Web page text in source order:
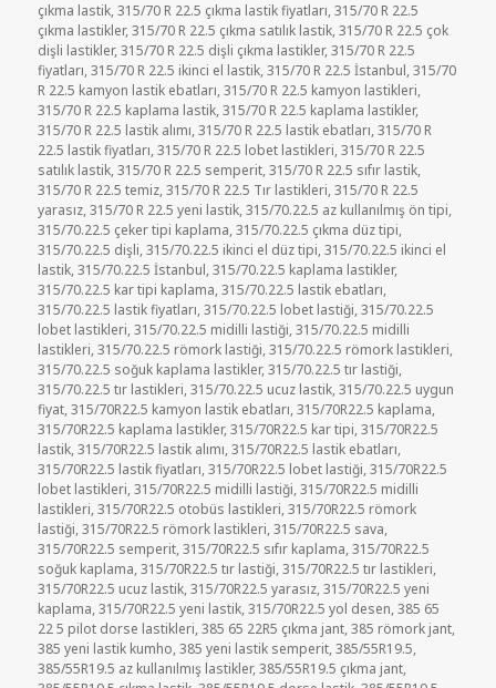
çıkma lastik,315/70 R 22.5 çıkma lastik fiyatları,315/70 R 22.5
çıkma lastikler,315/70 R 22.5 çıkma satılık lastik,315/70 R 22.5 çok
dişli lastikler,315/70 R 22.5 dişli çıkma lastikler,315/70 R 22.5
fiyatları,315/70 R 22.5 ikinci el lastik,315/70 R 22.5 İstanbul,315/70
R 22.5 kamyon lastik ebatları,315/70 R 22.5 kamyon lastikleri,
315/70 R 22.5 kaplama lastik,315/70 R 22.5 kaplama lastikler,
315/70 R 22.5 lastik alımı,315/70 R 22.5 lastik ebatları,315/70 R
22.5 lastik fiyatları,315/70 R 22.5 lobet lastikleri,315/70 R 22.5
satılık lastik,315/70 R 22.5 semperit,315/70 R 22.5 sıfır lastik,
315/70 R 22.5 temiz,315/70 R 22.5 Tır lastikleri,315/70 R 22.5
yarasız,315/70 R 22.5 yeni lastik,315/70.22.5 az kullanılmış ön tipi,
315/70.22.5 çeker tipi kaplama,315/70.22.5 çıkma düz tipi,
315/70.22.5 dişli,315/70.22.5 ikinci el düz tipi,315/70.22.5 ikinci el
lastik,315/70.22.5 İstanbul,315/70.22.5 kaplama lastikler,
315/70.22.5 kar tipi kaplama,315/70.22.5 lastik ebatları,
315/70.22.5 lastik fiyatları,315/70.22.5 lobet lastiği,315/70.22.5
lobet lastikleri,315/70.22.5 midilli lastiği,315/70.22.5 midilli
lastikleri,315/70.22.5 römork lastiği,315/70.22.5 römork lastikleri,
315/70.22.5 soğuk kaplama lastikler,315/70.22.5 tır lastiği,
315/70.22.5 tır lastikleri,315/70.22.5 ucuz lastik,315/70.22.5 uygun
fiyat,315/70R22.5 kamyon lastik ebatları,315/70R22.5 kaplama,
315/70R22.5 kaplama lastikler,315/70R22.5 kar tipi,315/70R22.5
lastik,315/70R22.5 lastik alımı,315/70R22.5 lastik ebatları,
315/70R22.5 lastik fiyatları,315/70R22.5 lobet lastiği,315/70R22.5
lobet lastikleri,315/70R22.5 midilli lastiği,315/70R22.5 midilli
lastikleri,315/70R22.5 otobüs lastikleri,315/70R22.5 römork
lastiği,315/70R22.5 römork lastikleri,315/70R22.5 sava,
315/70R22.5 semperit,315/70R22.5 sıfır kaplama,315/70R22.5
soğuk kaplama,315/70R22.5 tır lastiği,315/70R22.5 tır lastikleri,
315/70R22.5 ucuz lastik,315/70R22.5 yarasız,315/70R22.5 yeni
kaplama,315/70R22.5 yeni lastik,315/70R22.5 yol desen,385 65
22 5 pilot dorse lastikleri,385 65 22R5 çıkma jant,385 römork jant,
385 yeni lastik kumho,385 yeni lastik semperit,385/55R19.5,
385/55R19.5 az kullanılmış lastikler,385/55R19.5 çıkma jant,